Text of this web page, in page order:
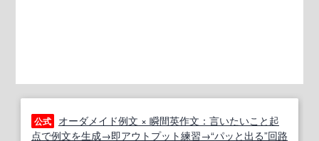
公式
オーダメイド例文 × 瞬間英作文：言いたいこと起
点で例文を生成→即アウトプット練習→“パッと出る”回路